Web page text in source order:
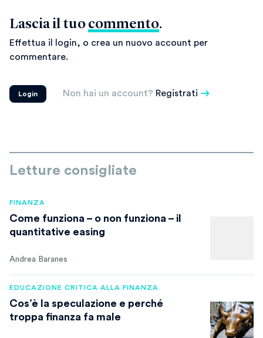
Lascia il tuo commento.
Effettua il login, o crea un nuovo account per
commentare.
Login Non hai un account? Registrati
Letture consigliate
FINANZA
Come funziona – o non funziona –­ il
quantitative easing
Andrea Baranes
EDUCAZIONE CRITICA ALLA FINANZA
Cos’è la speculazione e perché
troppa finanza fa male